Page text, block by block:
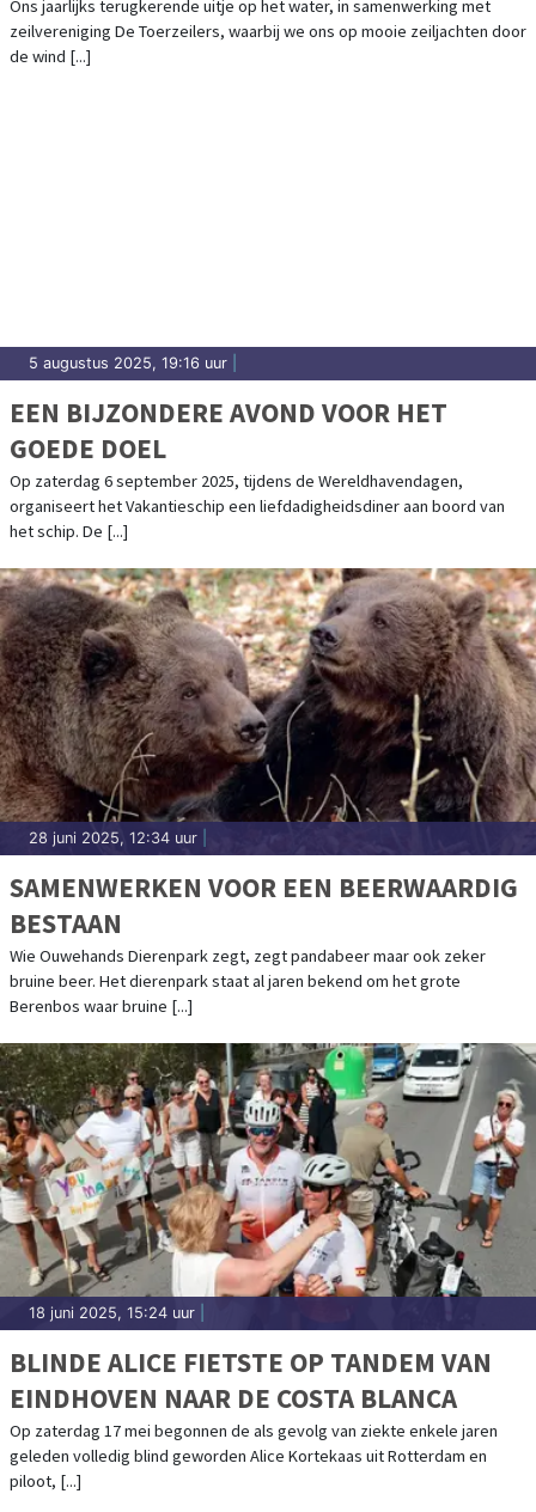
Ons jaarlijks terugkerende uitje op het water, in samenwerking met
zeilvereniging De Toerzeilers, waarbij we ons op mooie zeiljachten door
de wind [...]
5 augustus 2025, 19:16 uur
EEN BIJZONDERE AVOND VOOR HET
GOEDE DOEL
Op zaterdag 6 september 2025, tijdens de Wereldhavendagen,
organiseert het Vakantieschip een liefdadigheidsdiner aan boord van
het schip. De [...]
28 juni 2025, 12:34 uur
SAMENWERKEN VOOR EEN BEERWAARDIG
BESTAAN
Wie Ouwehands Dierenpark zegt, zegt pandabeer maar ook zeker
bruine beer. Het dierenpark staat al jaren bekend om het grote
Berenbos waar bruine [...]
18 juni 2025, 15:24 uur
BLINDE ALICE FIETSTE OP TANDEM VAN
EINDHOVEN NAAR DE COSTA BLANCA
Op zaterdag 17 mei begonnen de als gevolg van ziekte enkele jaren
geleden volledig blind geworden Alice Kortekaas uit Rotterdam en
piloot, [...]